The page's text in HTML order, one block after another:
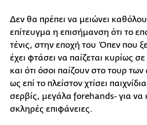
Δεν θα πρέπει να μειώνει
επίτευγμα η επισήμανση ότι το
τένις, στην εποχή του Όπεν που
έχει φτάσει να παίζεται κυρίως
και ότι όσοι παίζουν στο τουρ
ως επί το πλείστον χτίσει
σερβίς, μεγάλα forehands- για να
σκληρές επιφάνειες.